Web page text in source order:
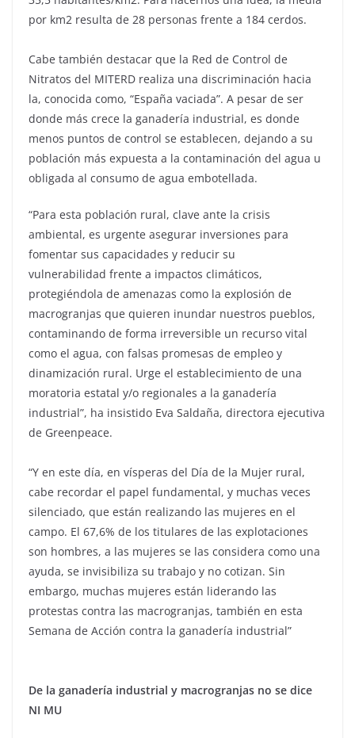
por km2 resulta de 28 personas frente a 184 cerdos.
Cabe también destacar que la Red de Control de
Nitratos del MITERD realiza una discriminación hacia
la, conocida como, “España vaciada”. A pesar de ser
donde más crece la ganadería industrial, es donde
menos puntos de control se establecen, dejando a su
población más expuesta a la contaminación del agua u
obligada al consumo de agua embotellada.
“Para esta población rural, clave ante la crisis
ambiental, es urgente asegurar inversiones para
fomentar sus capacidades y reducir su
vulnerabilidad frente a impactos climáticos,
protegiéndola de amenazas como la explosión de
macrogranjas que quieren inundar nuestros pueblos,
contaminando de forma irreversible un recurso vital
como el agua, con falsas promesas de empleo y
dinamización rural. Urge el establecimiento de una
moratoria estatal y/o regionales a la ganadería
industrial”, ha insistido Eva Saldaña, directora ejecutiva
de Greenpeace.
“Y en este día, en vísperas del Día de la Mujer rural,
cabe recordar el papel fundamental, y muchas veces
silenciado, que están realizando las mujeres en el
campo. El 67,6% de los titulares de las explotaciones
son hombres, a las mujeres se las considera como una
ayuda, se invisibiliza su trabajo y no cotizan. Sin
embargo, muchas mujeres están liderando las
protestas contra las macrogranjas, también en esta
Semana de Acción contra la ganadería industrial”
De la ganadería industrial y macrogranjas no se dice
NI MU